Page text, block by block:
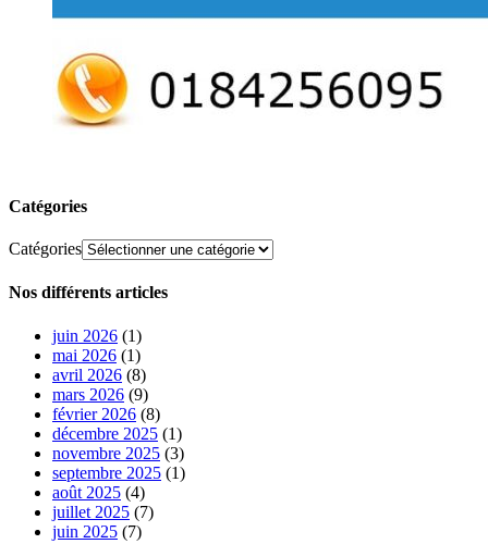
Catégories
Catégories
Nos différents articles
juin 2026 (1)
mai 2026 (1)
avril 2026 (8)
mars 2026 (9)
février 2026 (8)
décembre 2025 (1)
novembre 2025 (3)
septembre 2025 (1)
août 2025 (4)
juillet 2025 (7)
juin 2025 (7)